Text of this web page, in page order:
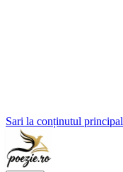
Sari la conținutul principal